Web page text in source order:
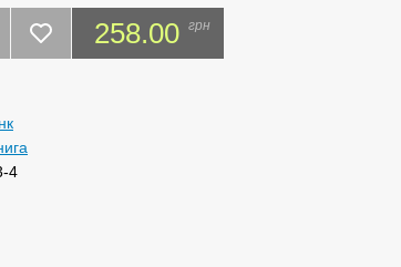
258.00 грн
4